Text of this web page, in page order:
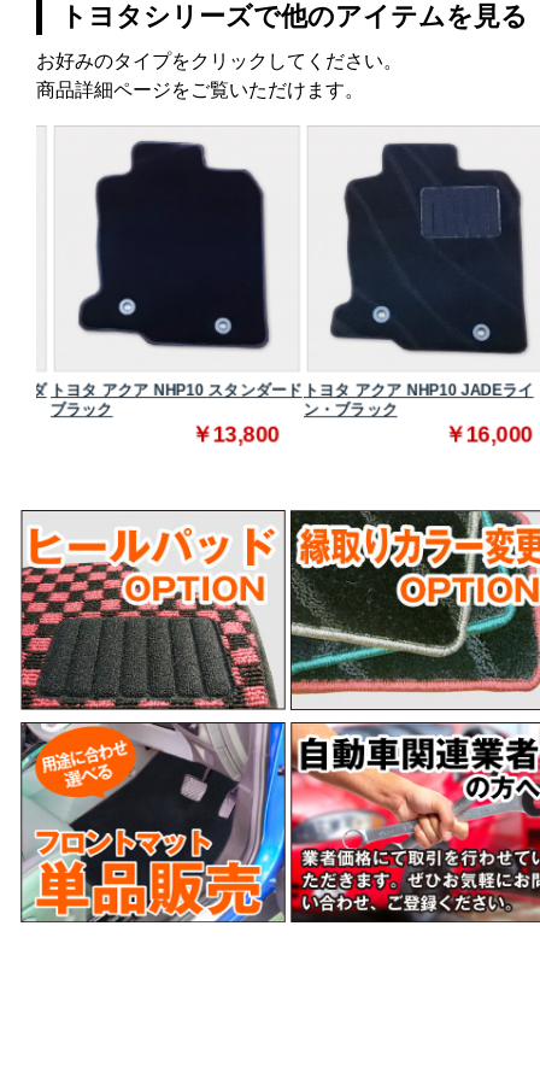
トヨタシリーズで他のアイテムを見る
お好みのタイプをクリックしてください。
商品詳細ページをご覧いただけます。
トヨタ アクア NHP10 スタンダード
ブラック
￥13,800
トヨタ アクア NHP10 JADEライ
ン・ブラック
￥16,000